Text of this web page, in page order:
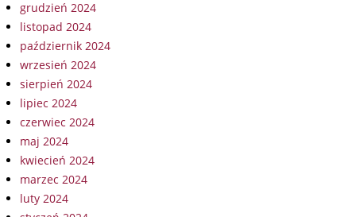
grudzień 2024
listopad 2024
październik 2024
wrzesień 2024
sierpień 2024
lipiec 2024
czerwiec 2024
maj 2024
kwiecień 2024
marzec 2024
luty 2024